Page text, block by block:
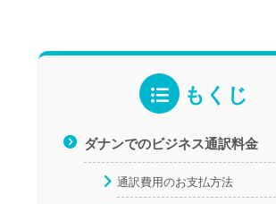
もくじ
ダナンでのビジネス通訳料金
通訳費用のお支払方法